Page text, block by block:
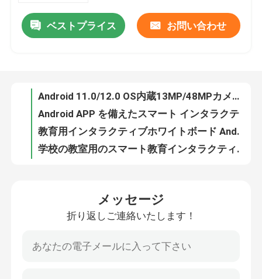
動画
工場見学
品質管理
お問い合わせ
ベストプライス お問い合わせ
Android 11.0/12.0 OS内蔵13MP/48MPカメラオプションを備えたスマート教育インタラクティブタッチスクリーンデジタルサイネージ
Android 11.0/12.0 OS内蔵13MP/48MPカメラオプションを備えたスマート教育インタラクティブタッチスクリーンデジタルサイネージ
教育用インタラクティブホワイトボード Android 11.0/12.0 OS LED/LCD スクリーンパネル 2x15W/20W スピーカー付き
学校の教室用のスマート教育インタラクティブホワイトボードナノ黒板HDMI/USB/Bluetooth/Wi-Fi
メッセージ
折り返しご連絡いたします！